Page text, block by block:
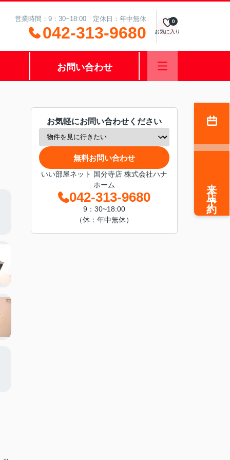
営業時間：9：30~18:00 定休日：年中無休
042-313-9680 お気に入り
0
お問い合わせ
お気軽にお問い合わせください
無料お問い合わせ
いい部屋ネット 国分寺店 株式会社ハナ
ホーム
042-313-9680
9：30~18:00
（休：年中無休）
来店予約